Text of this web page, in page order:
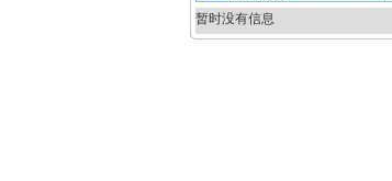
暂时没有信息